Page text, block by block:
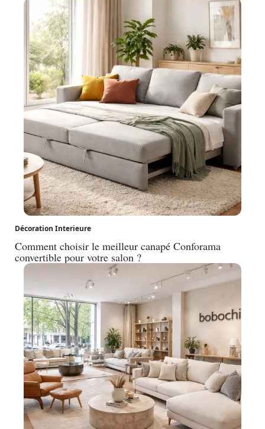
Décoration Interieure
Comment choisir le meilleur canapé Conforama
convertible pour votre salon ?